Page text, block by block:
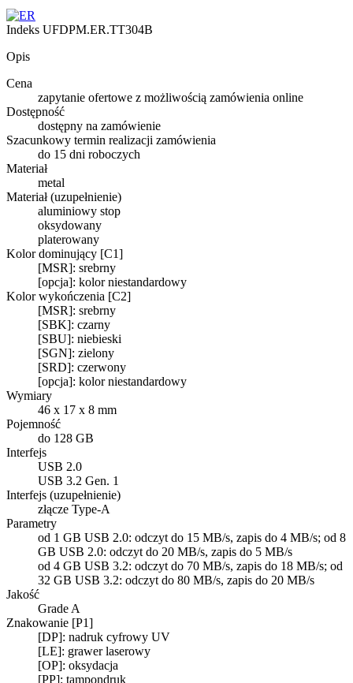
Indeks UFDPM.ER.TT304B
Opis
Cena
zapytanie ofertowe z możliwością zamówienia online
Dostępność
dostępny na zamówienie
Szacunkowy termin realizacji zamówienia
do 15 dni roboczych
Materiał
metal
Materiał (uzupełnienie)
aluminiowy stop
oksydowany
platerowany
Kolor dominujący [C1]
[MSR]: srebrny
[opcja]: kolor niestandardowy
Kolor wykończenia [C2]
[MSR]: srebrny
[SBK]: czarny
[SBU]: niebieski
[SGN]: zielony
[SRD]: czerwony
[opcja]: kolor niestandardowy
Wymiary
46 x 17 x 8 mm
Pojemność
do 128 GB
Interfejs
USB 2.0
USB 3.2 Gen. 1
Interfejs (uzupełnienie)
złącze Type-A
Parametry
od 1 GB USB 2.0: odczyt do 15 MB/s, zapis do 4 MB/s; od 8
GB USB 2.0: odczyt do 20 MB/s, zapis do 5 MB/s
od 4 GB USB 3.2: odczyt do 70 MB/s, zapis do 18 MB/s; od
32 GB USB 3.2: odczyt do 80 MB/s, zapis do 20 MB/s
Jakość
Grade A
Znakowanie [P1]
[DP]: nadruk cyfrowy UV
[LE]: grawer laserowy
[OP]: oksydacja
[PP]: tampondruk